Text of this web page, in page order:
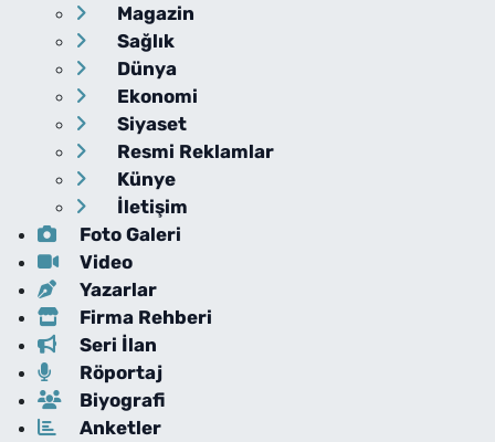
Magazin
Sağlık
Dünya
Ekonomi
Siyaset
Resmi Reklamlar
Künye
İletişim
Foto Galeri
Video
Yazarlar
Firma Rehberi
Seri İlan
Röportaj
Biyografi
Anketler